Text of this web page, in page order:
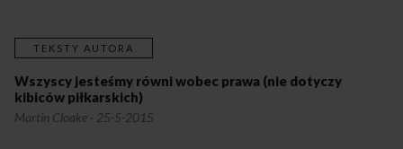
obyczajami służącymi przede wszystkim panom, a ci klęczący ludzie
o spracowanych rękach, o surowych twarzach, które szybko
przegryzały starość, zmęczenie i ból, byli tylko postaciami
z drugiego, trzeciego planu. Te masy nie miały w zasadzie nic
swojego – nawet ich kultura była „kulturą podporządkowaną”,
niepodmiotową, niesuwerenną. Nic więc dziwnego, że w kolejnych
TEKSTY AUTORA
Wszyscy jesteśmy równi wobec prawa (nie dotyczy
kibiców piłkarskich)
Martin Cloake · 25-5-2015